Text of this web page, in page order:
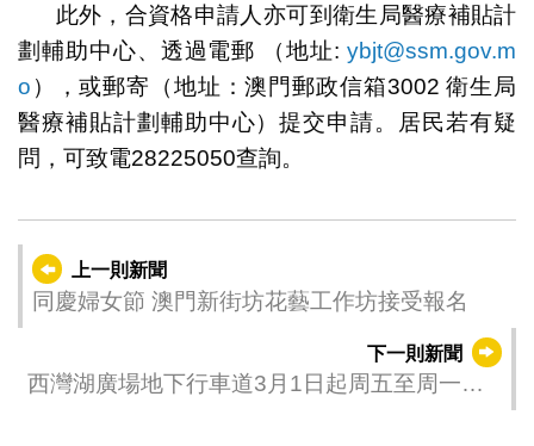
此外，合資格申請人亦可到衛生局醫療補貼計
劃輔助中心、透過電郵 （地址:ybjt@ssm.gov.m
o ），或郵寄（地址：澳門郵政信箱3002 衛生局
醫療補貼計劃輔助中心）提交申請。居民若有疑
問，可致電28225050查詢。
上一則新聞
同慶婦女節 澳門新街坊花藝工作坊接受報名
下一則新聞
西灣湖廣場地下行車道3月1日起周五至周一實